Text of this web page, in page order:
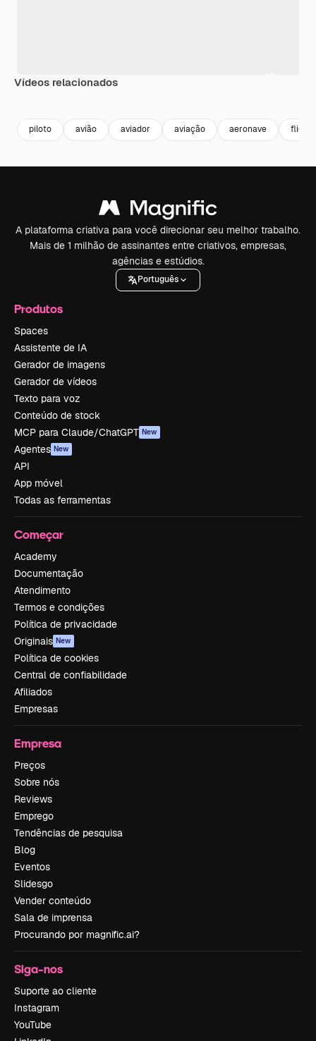
Vídeos relacionados
piloto avião aviador aviação aeronave flight
A plataforma criativa para você direcionar seu melhor trabalho.
Mais de 1 milhão de assinantes entre criativos, empresas,
agências e estúdios.
Português
Produtos
Spaces
Assistente de IA
Gerador de imagens
Gerador de vídeos
Texto para voz
Conteúdo de stock
MCP para Claude/ChatGPT New
Agentes New
API
App móvel
Todas as ferramentas
Começar
Academy
Documentação
Atendimento
Termos e condições
Política de privacidade
Originais New
Política de cookies
Central de confiabilidade
Afiliados
Empresas
Empresa
Preços
Sobre nós
Reviews
Emprego
Tendências de pesquisa
Blog
Eventos
Slidesgo
Vender conteúdo
Sala de imprensa
Procurando por magnific.ai?
Siga-nos
Suporte ao cliente
Instagram
YouTube